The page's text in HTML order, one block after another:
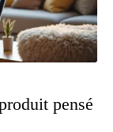
pensé